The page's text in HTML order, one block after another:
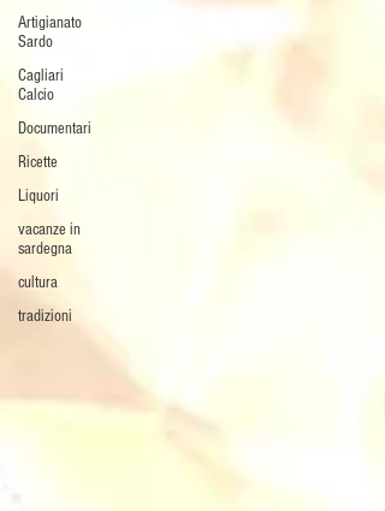
Artigianato
Sardo
Cagliari
Calcio
Documentari
Ricette
Liquori
vacanze in
sardegna
cultura
tradizioni